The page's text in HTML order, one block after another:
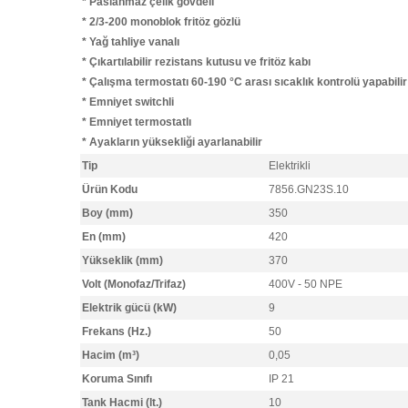
* 2/3-200 monoblok fritöz gözlü
* Yağ tahliye vanalı
* Çıkartılabilir rezistans kutusu ve fritöz kabı
* Çalışma termostatı 60-190 °C arası sıcaklık kontrolü yapabilir
* Emniyet switchli
* Emniyet termostatlı
* Ayakların yüksekliği ayarlanabilir
Tip
Elektrikli
Ürün Kodu
7856.GN23S.10
Boy (mm)
350
En (mm)
420
Yükseklik (mm)
370
Volt (Monofaz/Trifaz)
400V - 50 NPE
Elektrik gücü (kW)
9
Frekans (Hz.)
50
Hacim (m³)
0,05
Koruma Sınıfı
IP 21
Tank Hacmi (lt.)
10